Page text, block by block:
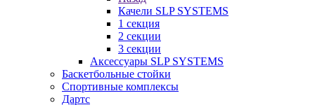
Качели SLP SYSTEMS
1 секция
2 секции
3 секции
Аксессуары SLP SYSTEMS
Баскетбольные стойки
Спортивные комплексы
Дартс